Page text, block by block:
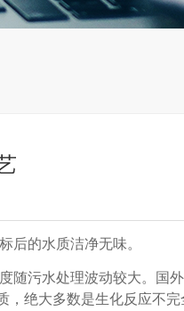
后的水质洁净无味。
随污水处理波动较大。国
，绝大多数是生化反应不完